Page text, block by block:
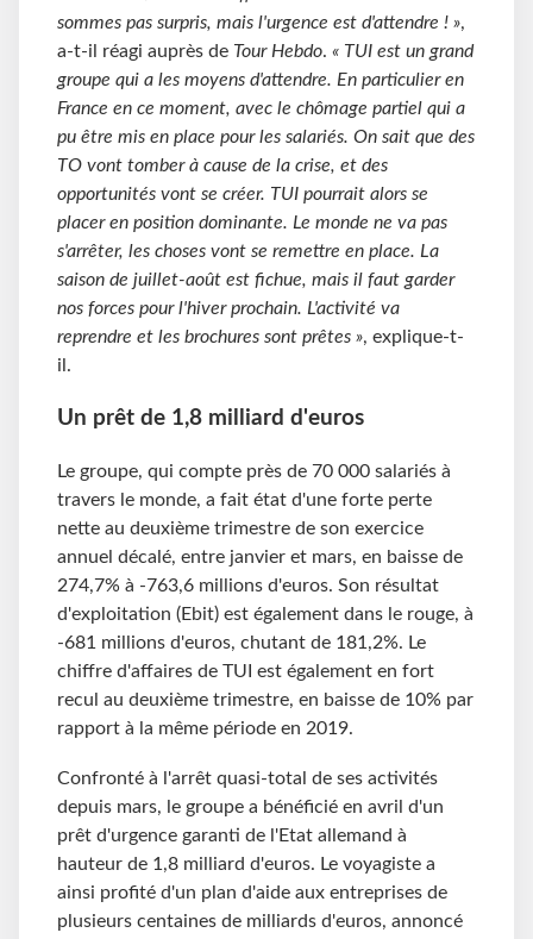
sommes pas surpris, mais l'urgence est d'attendre ! »,
a-t-il réagi auprès de Tour Hebdo. « TUI est un grand
groupe qui a les moyens d'attendre. En particulier en
France en ce moment, avec le chômage partiel qui a
pu être mis en place pour les salariés. On sait que des
TO vont tomber à cause de la crise, et des
opportunités vont se créer. TUI pourrait alors se
placer en position dominante. Le monde ne va pas
s'arrêter, les choses vont se remettre en place. La
saison de juillet-août est fichue, mais il faut garder
nos forces pour l'hiver prochain. L'activité va
reprendre et les brochures sont prêtes », explique-t-
il.
Un prêt de 1,8 milliard d'euros
Le groupe, qui compte près de 70 000 salariés à
travers le monde, a fait état d'une forte perte
nette au deuxième trimestre de son exercice
annuel décalé, entre janvier et mars, en baisse de
274,7% à -763,6 millions d'euros. Son résultat
d'exploitation (Ebit) est également dans le rouge, à
-681 millions d'euros, chutant de 181,2%. Le
chiffre d'affaires de TUI est également en fort
recul au deuxième trimestre, en baisse de 10% par
rapport à la même période en 2019.
Confronté à l'arrêt quasi-total de ses activités
depuis mars, le groupe a bénéficié en avril d'un
prêt d'urgence garanti de l'Etat allemand à
hauteur de 1,8 milliard d'euros. Le voyagiste a
ainsi profité d'un plan d'aide aux entreprises de
plusieurs centaines de milliards d'euros, annoncé